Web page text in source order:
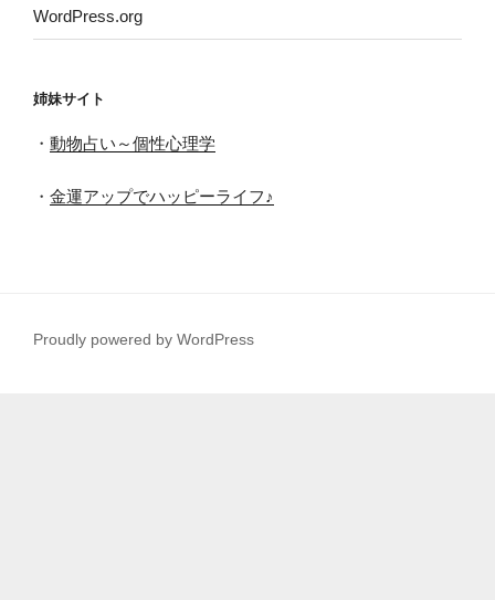
WordPress.org
姉妹サイト
・ 動物占い～個性心理学
・ 金運アップでハッピーライフ♪
Proudly powered by WordPress